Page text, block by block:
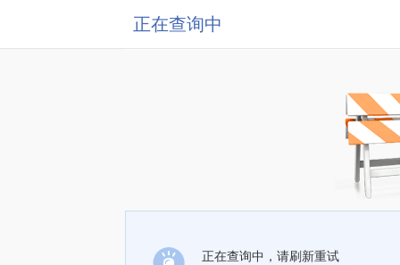
正在查询中
正在查询中，请刷新重试